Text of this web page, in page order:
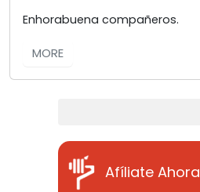
Enhorabuena compañeros.
MORE
Afíliate Ahora